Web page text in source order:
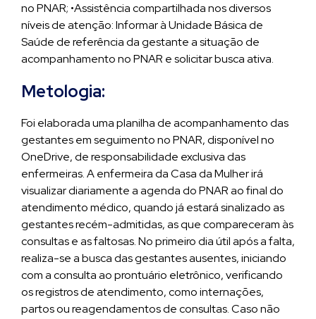
no PNAR; •Assistência compartilhada nos diversos
níveis de atenção: Informar à Unidade Básica de
Saúde de referência da gestante a situação de
acompanhamento no PNAR e solicitar busca ativa.
Metologia:
Foi elaborada uma planilha de acompanhamento das
gestantes em seguimento no PNAR, disponível no
OneDrive, de responsabilidade exclusiva das
enfermeiras. A enfermeira da Casa da Mulher irá
visualizar diariamente a agenda do PNAR ao final do
atendimento médico, quando já estará sinalizado as
gestantes recém-admitidas, as que compareceram às
consultas e as faltosas. No primeiro dia útil após a falta,
realiza-se a busca das gestantes ausentes, iniciando
com a consulta ao prontuário eletrônico, verificando
os registros de atendimento, como internações,
partos ou reagendamentos de consultas. Caso não